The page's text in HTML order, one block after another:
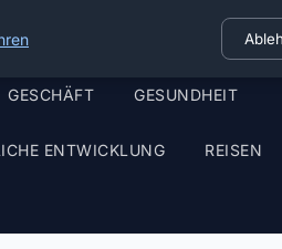
GESCHÄFT GESUNDHEIT
ENTWICKLUNG REISEN